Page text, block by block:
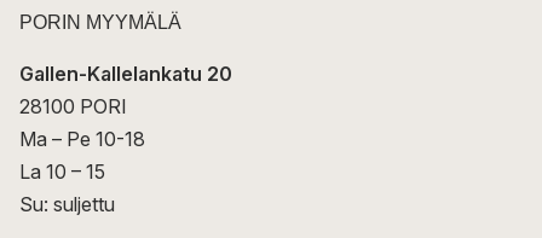
PORIN MYYMÄLÄ
Gallen-Kallelankatu 20
28100 PORI
Ma – Pe 10-18
La 10 – 15
Su: suljettu